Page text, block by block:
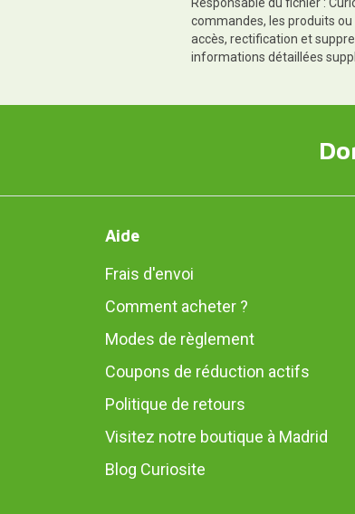
commandes, les produits
accès, rectification et
informations détaillées
Aide
Frais d'envoi
Comment acheter ?
Modes de règlement
Coupons de réduction actifs
Politique de retours
Visitez notre boutique à Madrid
Blog Curiosite